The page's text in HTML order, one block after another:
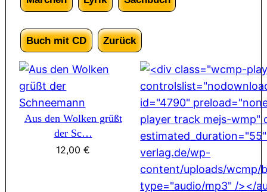
Buch mit CD Zurück
Aus den Wolken grüßt
der Sc…
12,00€